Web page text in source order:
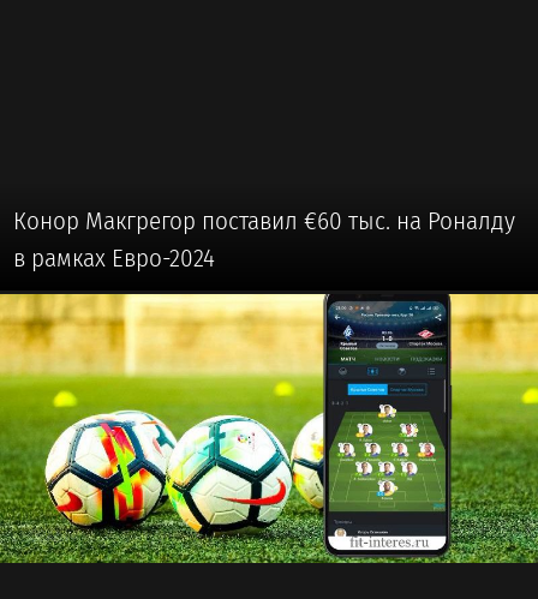
Конор Макгрегор поставил €60 тыс. на Роналду
в рамках Евро-2024
⚽ #ФУТБОЛ